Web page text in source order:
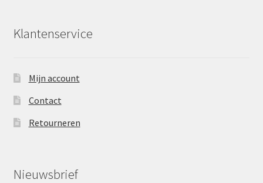
Klantenservice
Mijn account
Contact
Retourneren
Nieuwsbrief